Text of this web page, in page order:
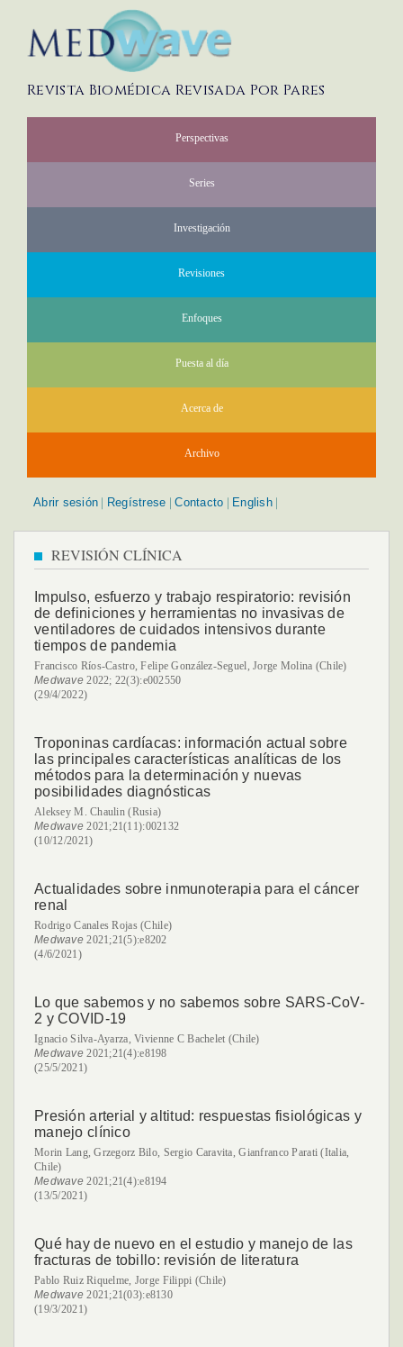
Revista Biomédica Revisada Por Pares
Perspectivas
Series
Investigación
Revisiones
Enfoques
Puesta al día
Acerca de
Archivo
Abrir sesión Regístrese |Contacto English
REVISIÓN CLÍNICA
Impulso, esfuerzo y trabajo respiratorio: revisión
de definiciones y herramientas no invasivas de
ventiladores de cuidados intensivos durante
tiempos de pandemia
Francisco Ríos-Castro, Felipe González-Seguel, Jorge Molina (Chile)
Medwave2022; 22(3):e002550
(29/4/2022)
Troponinas cardíacas: información actual sobre
las principales características analíticas de los
métodos para la determinación y nuevas
posibilidades diagnósticas
Aleksey M. Chaulin (Rusia)
Medwave2021;21(11):002132
(10/12/2021)
Actualidades sobre inmunoterapia para el cáncer
renal
Rodrigo Canales Rojas (Chile)
Medwave2021;21(5):e8202
(4/6/2021)
Lo que sabemos y no sabemos sobre SARS-CoV-
2 y COVID-19
Ignacio Silva-Ayarza, Vivienne C Bachelet (Chile)
Medwave2021;21(4):e8198
(25/5/2021)
Presión arterial y altitud: respuestas fisiológicas y
manejo clínico
Morin Lang, Grzegorz Bilo, Sergio Caravita, Gianfranco Parati (Italia,
Chile)
Medwave2021;21(4):e8194
(13/5/2021)
Qué hay de nuevo en el estudio y manejo de las
fracturas de tobillo: revisión de literatura
Pablo Ruiz Riquelme, Jorge Filippi (Chile)
Medwave2021;21(03):e8130
(19/3/2021)